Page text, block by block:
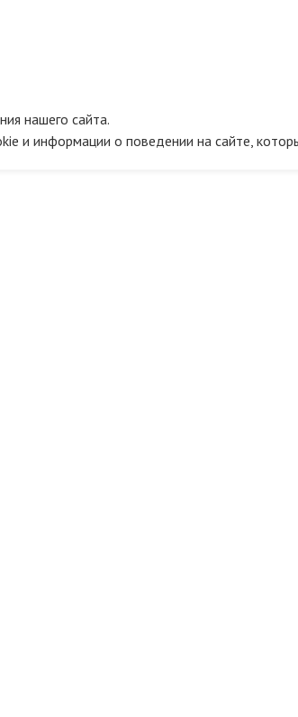
нашего сайта.
и информации о поведении на сайте,